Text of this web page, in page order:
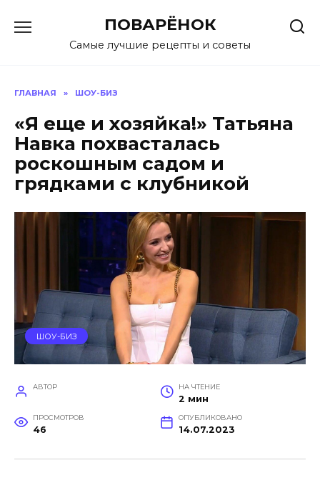
содержанию
ПОВАРЁНОК
Самые лучшие рецепты и советы
ГЛАВНАЯ » ШОУ-БИЗ
«Я еще и хозяйка!» Татьяна
Навка похвасталась
роскошным садом и
грядками с клубникой
ШОУ-БИЗ
АВТОР НА ЧТЕНИЕ
2 мин
ПРОСМОТРОВ
46
ОПУБЛИКОВАНО
14.07.2023